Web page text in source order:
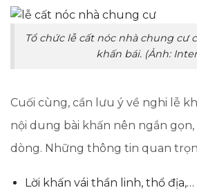
Tổ chức lễ cất nóc nhà chung cư
khấn bái. (Ảnh:
Cuối cùng, cần lưu ý về nghi lễ
nội dung bài khấn nên ngắn
dòng. Những thông tin quan
Lời khấn vái thần linh, thổ địa,…